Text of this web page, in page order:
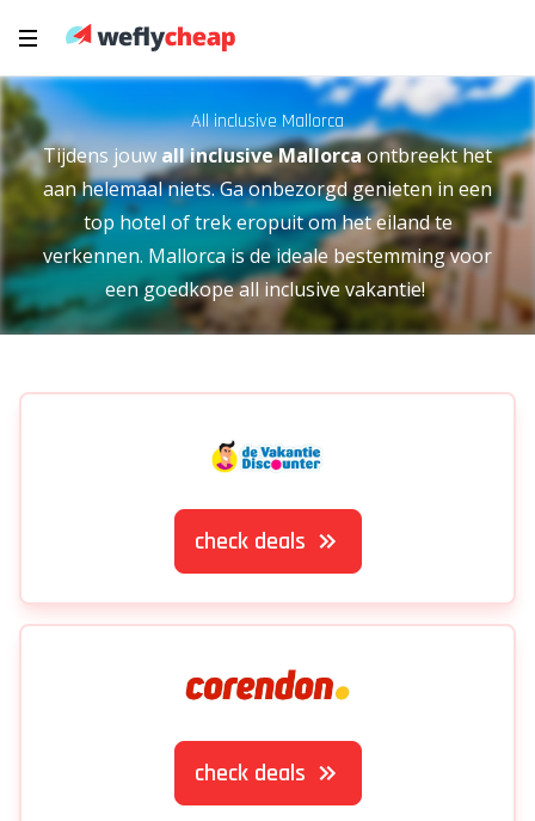
All inclusive Mallorca
Tijdens jouw all inclusive Mallorcaontbreekt het
aan helemaal niets. Ga onbezorgd genieten in een
top hotel of trek eropuit om het eiland te
verkennen. Mallorca is de ideale bestemming voor
een goedkope all inclusive vakantie!
check deals
check deals